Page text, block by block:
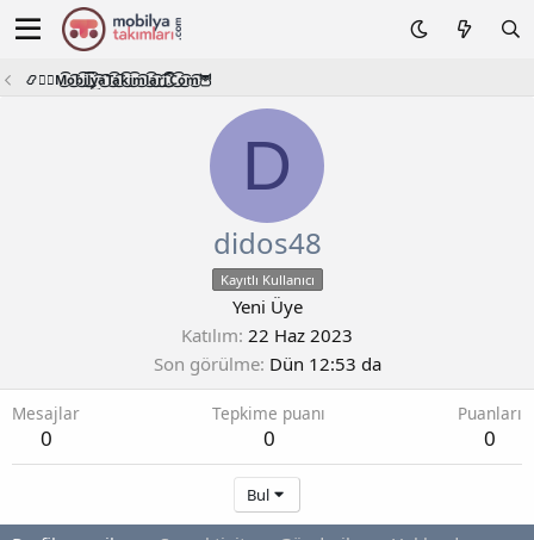
📿🧙‍♂️M͜͡o͜͡b͜͡i͜͡l͜͡y͜͡a͜͡T͜͡a͜͡k͜͡i͜͡m͜͡l͜͡a͜͡r͜͡i͜͡.͜͡C͜͡o͜͡m͜͡🦉
D
didos48
Kayıtlı Kullanıcı
Yeni Üye
Katılım 22 Haz 2023
Son görülme Dün 12:53 da
Mesajlar
0
Tepkime puanı
0
Puanları
0
Bul